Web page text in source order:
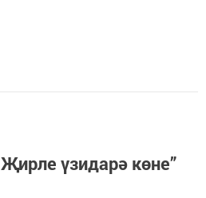
үзидарә көне”